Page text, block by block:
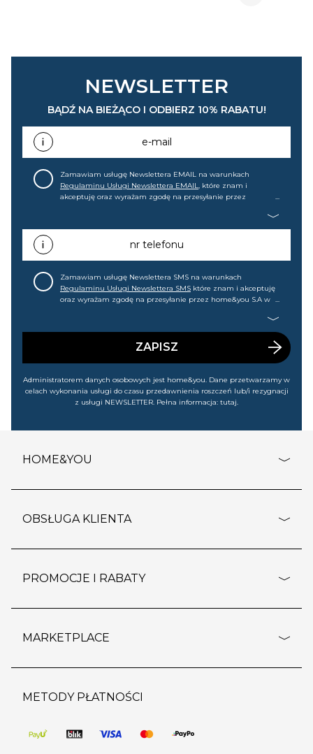
NEWSLETTER
BĄDŹ NA BIEŻĄCO I ODBIERZ 10% RABATU!
e-mail
Zamawiam usługę Newslettera EMAIL na warunkach
Regulaminu Usługi Newslettera EMAIL, które znam i
akceptuję oraz wyrażam zgodę na przesyłanie przez
promocjach, wyprzedażach). Wiem, że mogę tę zgodę w
każdej chwili cofnąć.nr telefonu
Zamawiam usługę Newslettera SMS na warunkach
Regulaminu Usługi Newslettera SMS które znam i akceptuję
oraz wyrażam zgodę na przesyłanie przez home&you S.A w
wyprzedażach). Wiem, że mogę tę zgodę w każdej chwili
ZAPISZ
Administratorem danych osobowych jest home&you. Dane przetwarzamy w
celach wykonania usługi do czasu przedawnienia roszczeń lub/i rezygnacji
z usługi NEWSLETTER. Pełna informacja: tutaj.
HOME&YOU
o firmie
polityka prywatności
kontakt
OBSŁUGA KLIENTA
dostawy i płatność
wypis z subskrypcji
regulamin sklepu
pozostałe regulaminy
PROMOCJE I RABATY
outlet
regulaminy promocji
MARKETPLACE
strefa marek
pomoc dla sprzedawców
METODY PŁATNOŚCI